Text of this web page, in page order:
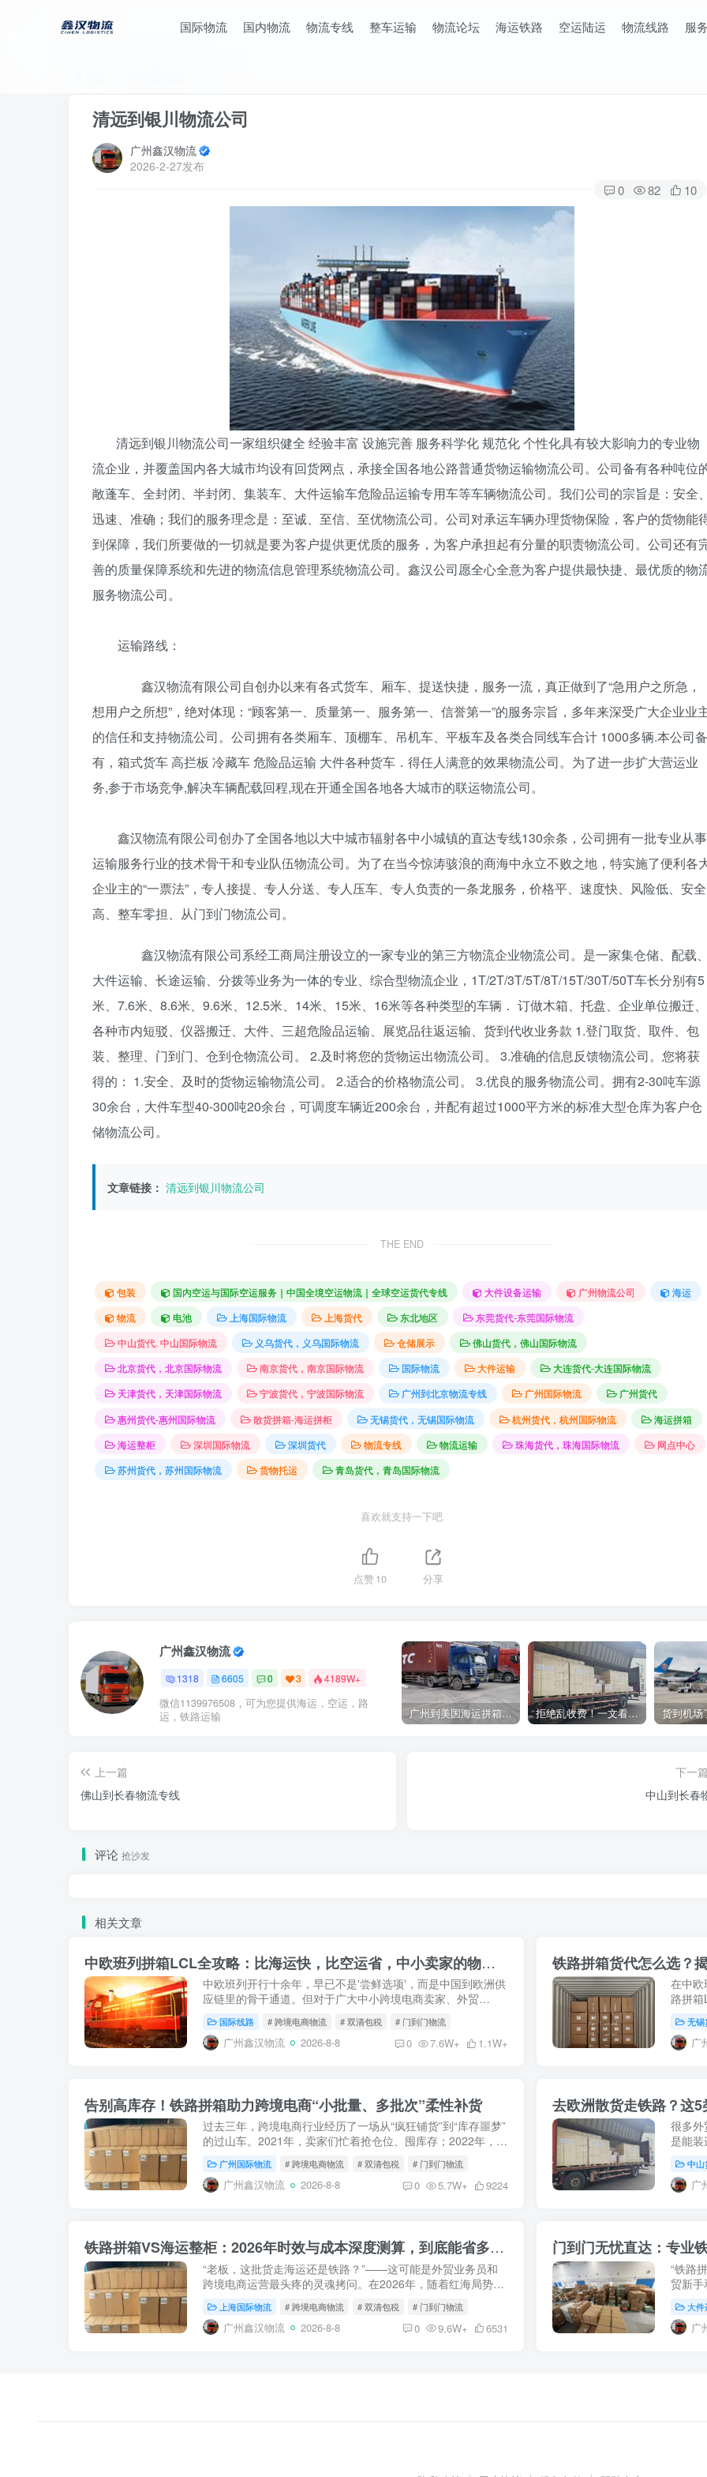
国际物流 国内物流 物流专线 整车运输 物流论坛 海运铁路 空运陆运 物流线路 服
清远到银川物流公司
广州鑫汉物流
2026-2-27发布
0 82 10
清远到银川物流公司一家组织健全 经验丰富 设施完善 服务科学化 规范化 个性化具有较大影响力的专业物
流企业，并覆盖国内各大城市均设有回货网点，承接全国各地公路普通货物运输物流公司。公司备有各种吨位
敞蓬车、全封闭、半封闭、集装车、大件运输车危险品运输专用车等车辆物流公司。我们公司的宗旨是：安全、
迅速、准确；我们的服务理念是：至诚、至信、至优物流公司。公司对承运车辆办理货物保险，客户的货物能
到保障，我们所要做的一切就是要为客户提供更优质的服务，为客户承担起有分量的职责物流公司。公司还有
善的质量保障系统和先进的物流信息管理系统物流公司。鑫汉公司愿全心全意为客户提供最快捷、最优质的物
服务物流公司。
运输路线：
鑫汉物流有限公司自创办以来有各式货车、厢车、提送快捷，服务一流，真正做到了“急用户之所急，
想用户之所想”，绝对体现：“顾客第一、质量第一、服务第一、信誉第一”的服务宗旨，多年来深受广大企业业
的信任和支持物流公司。公司拥有各类厢车、顶棚车、吊机车、平板车及各类合同线车合计 1000多辆.本公司备
有，箱式货车 高拦板 冷藏车 危险品运输 大件各种货车．得任人满意的效果物流公司。为了进一步扩大营运业
务,参于市场竞争,解决车辆配载回程,现在开通全国各地各大城市的联运物流公司。
鑫汉物流有限公司创办了全国各地以大中城市辐射各中小城镇的直达专线130余条，公司拥有一批专业从事
运输服务行业的技术骨干和专业队伍物流公司。为了在当今惊涛骇浪的商海中永立不败之地，特实施了便利各
企业主的“一票法”，专人接提、专人分送、专人压车、专人负责的一条龙服务，价格平、速度快、风险低、安全
高、整车零担、从门到门物流公司。
鑫汉物流有限公司系经工商局注册设立的一家专业的第三方物流企业物流公司。是一家集仓储、配载、
大件运输、长途运输、分拨等业务为一体的专业、综合型物流企业，1T/2T/3T/5T/8T/15T/30T/50T车长分别有5
米、7.6米、8.6米、9.6米、12.5米、14米、15米、16米等各种类型的车辆． 订做木箱、托盘、企业单位搬迁、
各种市内短驳、仪器搬迁、大件、三超危险品运输、展览品往返运输、货到代收业务款 1.登门取货、取件、包
装、整理、门到门、仓到仓物流公司。 2.及时将您的货物运出物流公司。 3.准确的信息反馈物流公司。您将获
得的： 1.安全、及时的货物运输物流公司。 2.适合的价格物流公司。 3.优良的服务物流公司。拥有2-30吨车源
30余台，大件车型40-300吨20余台，可调度车辆近200余台，并配有超过1000平方米的标准大型仓库为客户仓
储物流公司。
文章链接： 清远到银川物流公司
THE END
包装 国内空运与国际空运服务｜中国全境空运物流｜全球空运货代专线 大件设备运输 广州物流公司
海运
物流
电池 上海国际物流 上海货代 东北地区
东莞货代-东莞国际物流
中山货代. 中山国际物流
义乌货代，义乌国际物流 仓储展示
佛山货代，佛山国际物流
北京货代，北京国际物流
南京货代，南京国际物流 国际物流 大件运输
大连货代-大连国际物流
天津货代，天津国际物流
宁波货代，宁波国际物流 广州到北京物流专线 广州国际物流
广州货代
惠州货代-惠州国际物流
散货拼箱-海运拼柜 无锡货代，无锡国际物流 杭州货代，杭州国际物流
海运拼箱
海运整柜
深圳国际物流 深圳货代 物流专线 物流运输 珠海货代，珠海国际物流
网点中心
苏州货代，苏州国际物流
货物托运 青岛货代，青岛国际物流
喜欢就支持一下吧
点赞10 分享
广州鑫汉物流
1318 6605 0 3 4189W+
微信1139976508，可为您提供海运，空运，路
运，铁路运输
广州到美国海运拼箱多少钱？2024年最新运费构成+隐藏费用避坑指南 拒绝乱收费！一文看懂中国货代计费套路，教你避开所有隐形坑
上一篇
佛山到长春物流专线
下一篇
中山到长春
评论 抢沙发
相关文章
中欧班列拼箱LCL全攻略：比海运快，比空运省，中小卖家的物流新宠！
中欧班列开行十余年，早已不是'尝鲜选项'，而是中国到欧洲供
应链里的骨干通道。但对于广大中小跨境电商卖家、外贸
SOHO、以及每次只出几方货到十几方货的工厂来说，整柜
（FCL）动辄上万元的运费...
国际线路 # 跨境电商物流 # 双清包税 # 门到门物流
广州鑫汉物流 2026-8-8 0 7.6W+ 1.1W+
铁路拼箱货代怎么选？
在中欧
路拼
远比
代，无锡
广
告别高库存！铁路拼箱助力跨境电商“小批量、多批次”柔性补货
过去三年，跨境电商行业经历了一场从“疯狂铺货”到“库存噩梦”
的过山车。2021年，卖家们忙着抢仓位、囤库存；2022年，海
运价格暴跌，大量卖家遭遇“高价库存”减值；2023-2024年，随
着亚马逊...
广州国际物流 # 跨境电商物流 # 双清包税 # 门到门物流
广州鑫汉物流 2026-8-8 0 5.7W+ 9224
很多
是能
的物
等独中山
广
铁路拼箱VS海运整柜：2026年时效与成本深度测算，到底能省多少钱？
“老板，这批货走海运还是铁路？”——这可能是外贸业务员和
跨境电商运营最头疼的灵魂拷问。在2026年，随着红海局势动
的“海运唯一论”...
上海国际物流 # 跨境电商物流 # 双清包税 # 门到门物流
广州鑫汉物流 2026-8-8 0 9.6W+ 6531
门到门无忧直达：专业
“铁路
贸新
清关大件
广